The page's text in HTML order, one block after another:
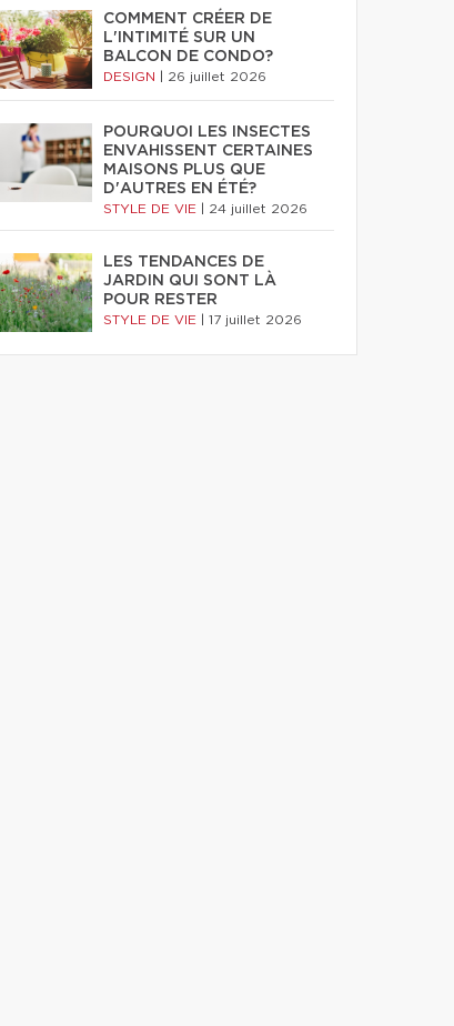
COMMENT CRÉER DE
L'INTIMITÉ SUR UN
BALCON DE CONDO?
DESIGN 26 juillet 2026
POURQUOI LES INSECTES
ENVAHISSENT CERTAINES
MAISONS PLUS QUE
D'AUTRES EN ÉTÉ?
STYLE DE VIE 24 juillet 2026
LES TENDANCES DE
JARDIN QUI SONT LÀ
POUR RESTER
STYLE DE VIE 17 juillet 2026